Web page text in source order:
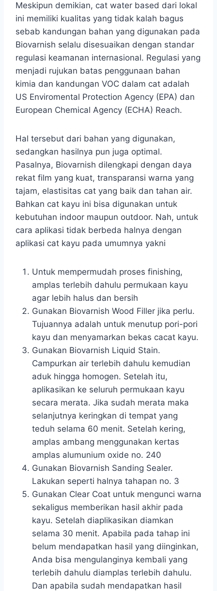
Meskipun demikian, cat water based dari lokal
ini memiliki kualitas yang tidak kalah bagus
sebab kandungan bahan yang digunakan pada
Biovarnish selalu disesuaikan dengan standar
regulasi keamanan internasional. Regulasi yang
menjadi rujukan batas penggunaan bahan
kimia dan kandungan VOC dalam cat adalah
US Enviromental Protection Agency (EPA) dan
European Chemical Agency (ECHA) Reach.
Hal tersebut dari bahan yang digunakan,
sedangkan hasilnya pun juga optimal.
Pasalnya, Biovarnish dilengkapi dengan daya
rekat film yang kuat, transparansi warna yang
tajam, elastisitas cat yang baik dan tahan air.
Bahkan cat kayu ini bisa digunakan untuk
kebutuhan indoor maupun outdoor. Nah, untuk
cara aplikasi tidak berbeda halnya dengan
aplikasi cat kayu pada umumnya yakni
Untuk mempermudah proses finishing,
amplas terlebih dahulu permukaan kayu
agar lebih halus dan bersih
Gunakan Biovarnish Wood Filler jika perlu.
Tujuannya adalah untuk menutup pori-pori
kayu dan menyamarkan bekas cacat kayu.
Gunakan Biovarnish Liquid Stain.
Campurkan air terlebih dahulu kemudian
aduk hingga homogen. Setelah itu,
aplikasikan ke seluruh permukaan kayu
secara merata. Jika sudah merata maka
selanjutnya keringkan di tempat yang
teduh selama 60 menit. Setelah kering,
amplas ambang menggunakan kertas
amplas alumunium oxide no. 240
Gunakan Biovarnish Sanding Sealer.
Lakukan seperti halnya tahapan no. 3
Gunakan Clear Coat untuk mengunci warna
sekaligus memberikan hasil akhir pada
kayu. Setelah diaplikasikan diamkan
selama 30 menit. Apabila pada tahap ini
belum mendapatkan hasil yang diinginkan,
Anda bisa mengulanginya kembali yang
terlebih dahulu diamplas terlebih dahulu.
Dan apabila sudah mendapatkan hasil